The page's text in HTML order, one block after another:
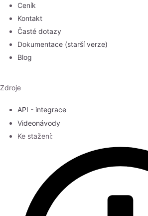
Ceník
Kontakt
Časté dotazy
Dokumentace (starší verze)
Blog
Zdroje
API - integrace
Videonávody
Ke stažení: